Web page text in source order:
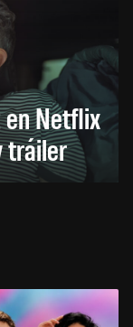
en Netflix
tráiler